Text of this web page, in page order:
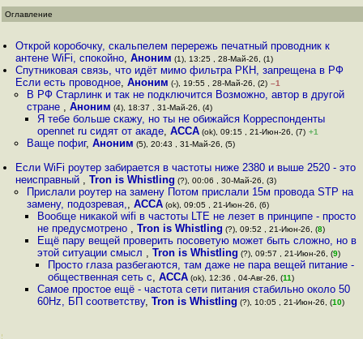
Оглавление
Открой коробочку, скальпелем перережь печатный проводник к
антене WiFi, спокойно,Аноним (1), 13:25 , 28-Май-26, (1)
Спутниковая связь, что идёт мимо фильтра РКН, запрещена в РФ
Если есть проводное,Аноним (-), 19:55 , 28-Май-26, (2) –1
В РФ Старлинк и так не подключится Возможно, автор в другой
стране , Аноним (4), 18:37 , 31-Май-26, (4)
Я тебе больше скажу, но ты не обижайся Корреспонденты
opennet ru сидят от акаде, ACCA(ok), 09:15 , 21-Июн-26, (7) +1
Ваще пофиг, Аноним (5), 20:43 , 31-Май-26, (5)
Если WiFi роутер забирается в частоты ниже 2380 и выше 2520 - это
неисправный ,Tron is Whistling (?), 00:06 , 30-Май-26, (3)
Прислали роутер на замену Потом прислали 15м провода STP на
замену, подозревая,, ACCA(ok), 09:05 , 21-Июн-26, (6)
Вообще никакой wifi в частоты LTE не лезет в принципе - просто
не предусмотрено , Tron is Whistling (?), 09:52 , 21-Июн-26, (8)
Ещё пару вещей проверить посоветую может быть сложно, но в
этой ситуации смысл , Tron is Whistling (?), 09:57 , 21-Июн-26, (9)
Просто глаза разбегаются, там даже не пара вещей питание -
общественная сеть c,ACCA (ok), 12:36 , 04-Авг-26, (11)
Самое простое ещё - частота сети питания стабильно около 50
60Hz, БП соответству, Tron is Whistling (?), 10:05 , 21-Июн-26, (10)